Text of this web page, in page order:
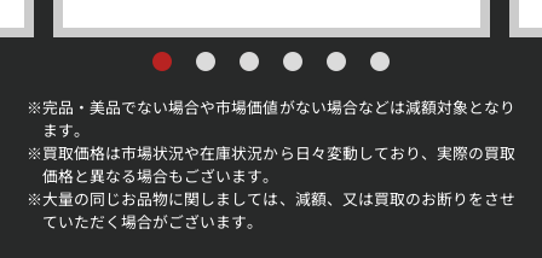
※完品・美品でない場合や市場価値がない場合などは減額対象となり
ます。
※ 買取価格は市場状況や在庫状況から日々変動しており、実際の買取
価格と異なる場合もございます。
※大量の同じお品物に関しましては、減額、又は買取のお断りをさせ
ていただく場合がございます。